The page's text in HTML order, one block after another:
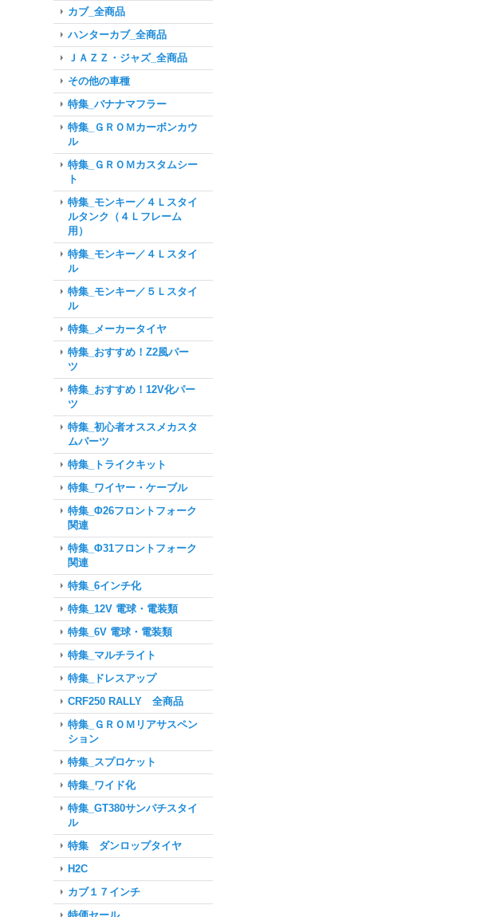
カブ_全商品
ハンターカブ_全商品
ＪＡＺＺ・ジャズ_全商品
その他の車種
特集_バナナマフラー
特集_ＧＲＯＭカーボンカウ
ル
特集_ＧＲＯＭカスタムシー
ト
特集_モンキー／４Ｌスタイ
ルタンク（４Ｌフレーム
用）
特集_モンキー／４Ｌスタイ
ル
特集_モンキー／５Ｌスタイ
ル
特集_メーカータイヤ
特集_おすすめ！Z2風パー
ツ
特集_おすすめ！12V化パー
ツ
特集_初心者オススメカスタ
ムパーツ
特集_トライクキット
特集_ワイヤー・ケーブル
特集_Φ26フロントフォーク
関連
特集_Φ31フロントフォーク
関連
特集_6インチ化
特集_12V 電球・電装類
特集_6V 電球・電装類
特集_マルチライト
特集_ドレスアップ
CRF250 RALLY 全商品
特集_ＧＲＯＭリアサスペン
ション
特集_スプロケット
特集_ワイド化
特集_GT380サンパチスタイ
ル
特集 ダンロップタイヤ
H2C
カブ１７インチ